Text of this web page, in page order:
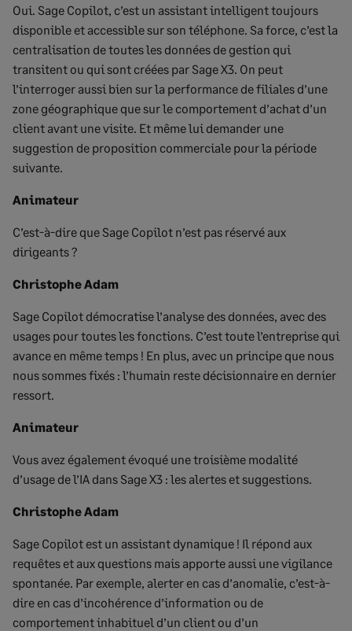
Oui. Sage Copilot, c’est un assistant intelligent toujours
disponible et accessible sur son téléphone. Sa force, c’est la
centralisation de toutes les données de gestion qui
transitent ou qui sont créées par Sage X3. On peut
l’interroger aussi bien sur la performance de filiales d’une
zone géographique que sur le comportement d’achat d’un
client avant une visite. Et même lui demander une
suggestion de proposition commerciale pour la période
suivante.
Animateur
C’est-à-dire que Sage Copilot n’est pas réservé aux
dirigeants ?
Christophe Adam
Sage Copilot démocratise l’analyse des données, avec des
usages pour toutes les fonctions. C’est toute l’entreprise qui
avance en même temps ! En plus, avec un principe que nous
nous sommes fixés : l’humain reste décisionnaire en dernier
ressort.
Animateur
Vous avez également évoqué une troisième modalité
d’usage de l’IA dans Sage X3 : les alertes et suggestions.
Christophe Adam
Sage Copilot est un assistant dynamique ! Il répond aux
requêtes et aux questions mais apporte aussi une vigilance
spontanée. Par exemple, alerter en cas d’anomalie, c’est-à-
dire en cas d’incohérence d’information ou de
comportement inhabituel d’un client ou d’un